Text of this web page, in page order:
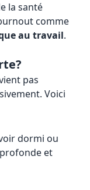
la santé
comme
au travail.
pas
Voici
dormi ou
et